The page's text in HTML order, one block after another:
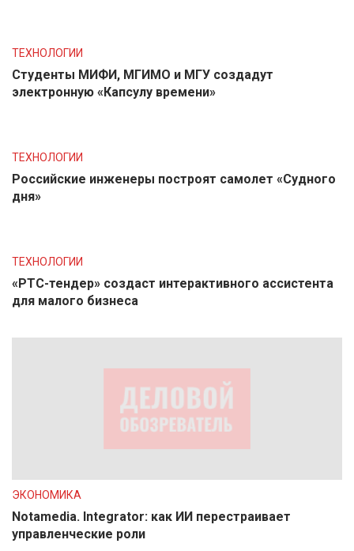
ТЕХНОЛОГИИ
Студенты МИФИ, МГИМО и МГУ создадут
электронную «Капсулу времени»
ТЕХНОЛОГИИ
Российские инженеры построят самолет «Судного
дня»
ТЕХНОЛОГИИ
«РТС-тендер» создаст интерактивного ассистента
для малого бизнеса
ЭКОНОМИКА
Notamedia. Integrator: как ИИ перестраивает
управленческие роли